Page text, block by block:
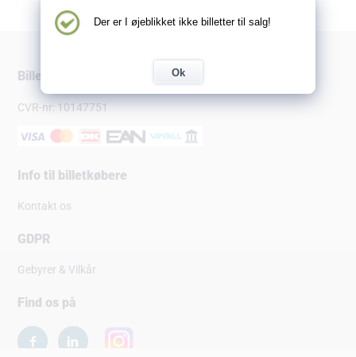
Der er I øjeblikket ikke billetter til salg!
Ok
Billetsalg.dk
CVR-nr: 10147751
Info til billetkøbere
Kontakt os
GDPR
Gebyrer & Vilkår
Find os på